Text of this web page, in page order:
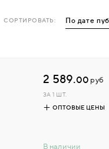
СОРТИРОВАТЬ:
В наличии
2 589.00 руб
ЗА 1 ШТ.
ОПТОВЫЕ ЦЕНЫ